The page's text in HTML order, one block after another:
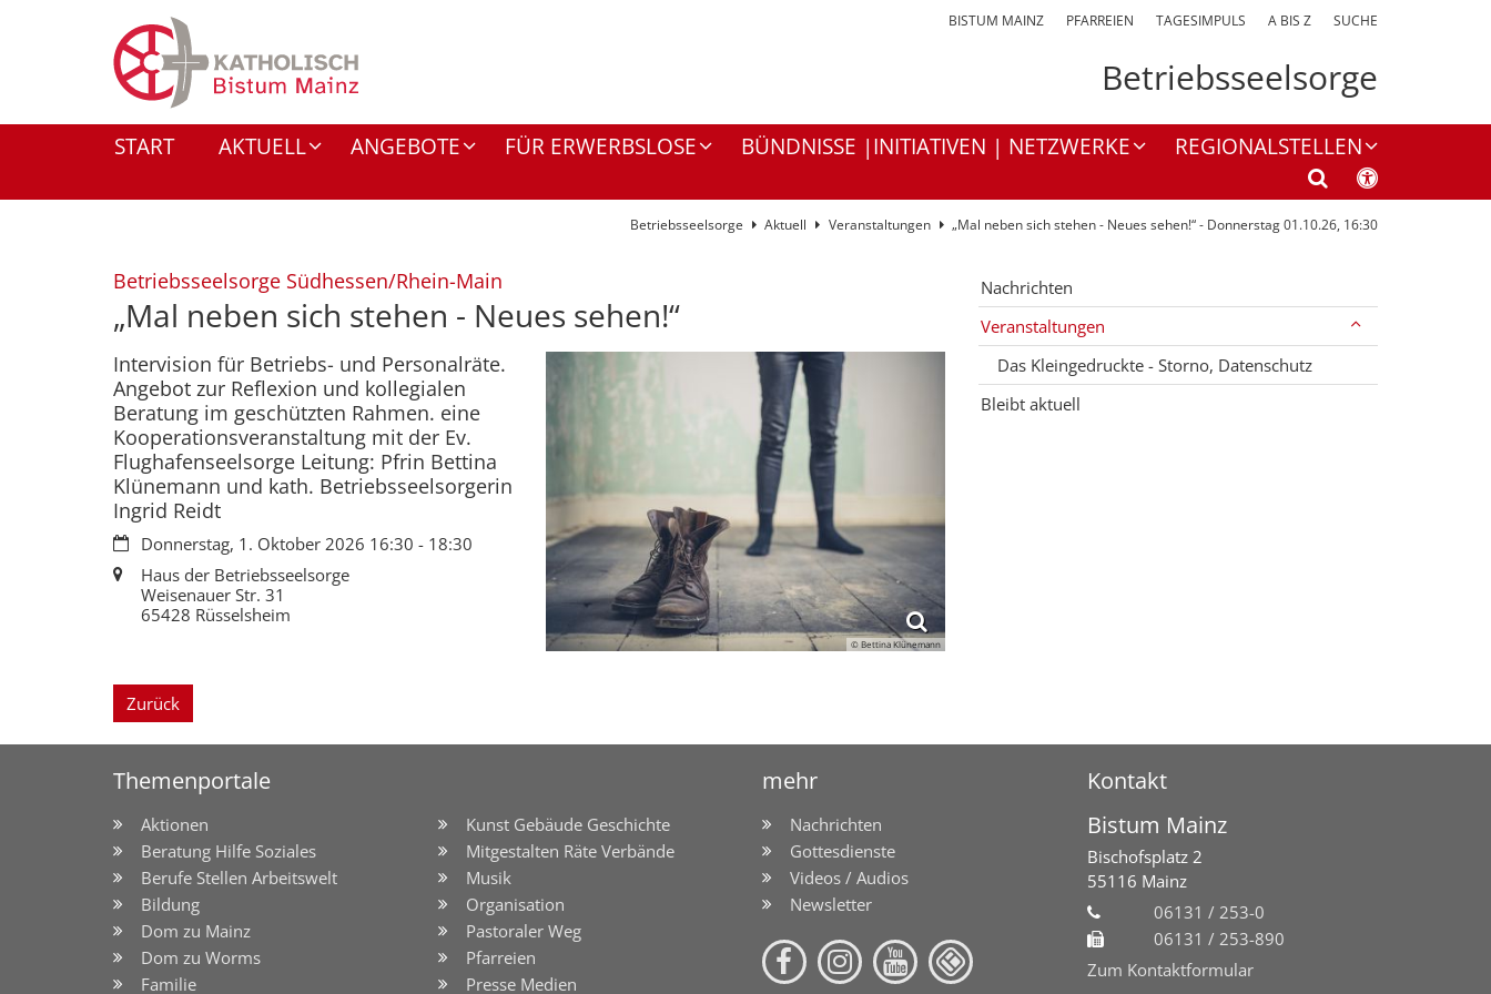
BISTUM MAINZ PFARREIEN TAGESIMPULS A BIS Z SUCHE
Betriebsseelsorge
START AKTUELL ANGEBOTE FÜR ERWERBSLOSE BÜNDNISSE |INITIATIVEN | NETZWERKE REGIONALSTELLEN
Betriebsseelsorge Aktuell Veranstaltungen „Mal neben sich stehen - Neues sehen!“ - Donnerstag 01.10.26, 16:30
Betriebsseelsorge Südhessen/Rhein-Main
„Mal neben sich stehen - Neues sehen!“
© Bettina Klünemann
Intervision für Betriebs- und Personalräte.
Angebot zur Reflexion und kollegialen
Beratung im geschützten Rahmen. eine
Kooperationsveranstaltung mit der Ev.
Flughafenseelsorge Leitung: Pfrin Bettina
Klünemann und kath. Betriebsseelsorgerin
Ingrid Reidt
Datum:Donnerstag, 1. Oktober 2026 16:30 - 18:30
Ort: Haus der Betriebsseelsorge
Weisenauer Str. 31
65428 Rüsselsheim
Zurück
Nachrichten
Veranstaltungen
Das Kleingedruckte - Storno, Datenschutz
Bleibt aktuell
Themenportale mehr Kontakt
Aktionen
Beratung Hilfe Soziales
Berufe Stellen Arbeitswelt
Bildung
Dom zu Mainz
Dom zu Worms
Familie
Kunst Gebäude Geschichte
Mitgestalten Räte Verbände
Musik
Organisation
Pastoraler Weg
Pfarreien
Presse Medien
Nachrichten
Gottesdienste
Videos / Audios
Newsletter
Bistum Mainz
Bischofsplatz 2
55116 Mainz
06131 / 253-0
06131 / 253-890
Zum Kontaktformular